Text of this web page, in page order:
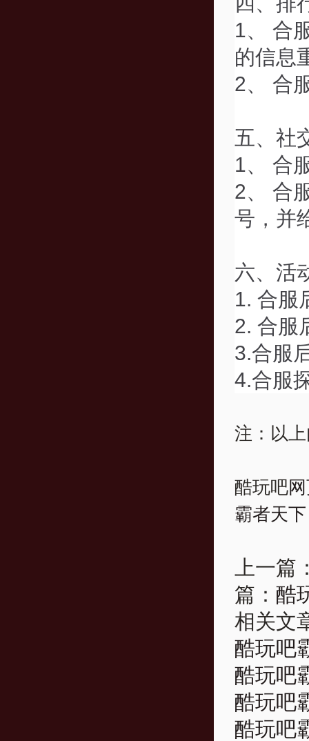
1、 合
的信息
2、 合
五、社
1、 合
2、 合
号，并
六、活
1. 合服
2. 合服
3.合服
4.合服
注：以
酷玩吧
霸者天下
上一篇
篇： 酷
相关文
酷玩吧
酷玩吧
酷玩吧
酷玩吧